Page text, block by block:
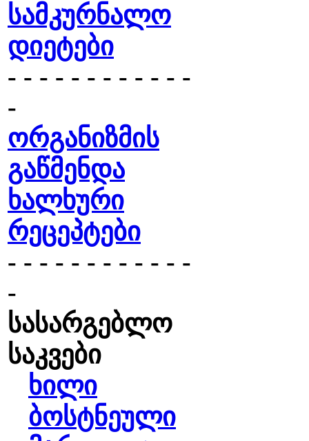
სამკურნალო
დიეტები
- - - - - - - - - - - -
-
ორგანიზმის
გაწმენდა
ხალხური
რეცეპტები
- - - - - - - - - - - -
-
სასარგებლო
საკვები
ხილი
ბოსტნეული